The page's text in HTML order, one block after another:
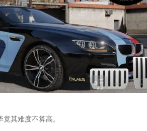
其难度不算高。